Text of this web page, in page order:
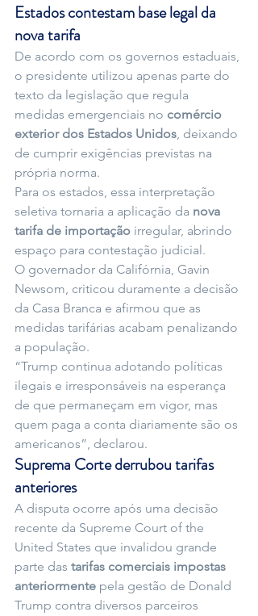
Estados contestam base legal da
nova tarifa
De acordo com os governos estaduais,
o presidente utilizou apenas parte do
texto da legislação que regula
medidas emergenciais no comércio
exterior dos Estados Unidos, deixando
de cumprir exigências previstas na
própria norma.
Para os estados, essa interpretação
seletiva tornaria a aplicação da nova
tarifa de importação irregular, abrindo
espaço para contestação judicial.
O governador da Califórnia, Gavin
Newsom, criticou duramente a decisão
da Casa Branca e afirmou que as
medidas tarifárias acabam penalizando
a população.
“Trump continua adotando políticas
ilegais e irresponsáveis na esperança
de que permaneçam em vigor, mas
quem paga a conta diariamente são os
americanos”, declarou.
Suprema Corte derrubou tarifas
anteriores
A disputa ocorre após uma decisão
recente da Supreme Court of the
United States que invalidou grande
parte das tarifas comerciais impostas
anteriormente pela gestão de Donald
Trump contra diversos parceiros